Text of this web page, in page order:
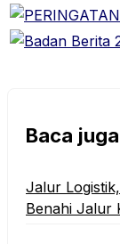
Baca juga
‎Jalur
Benahi Jalur